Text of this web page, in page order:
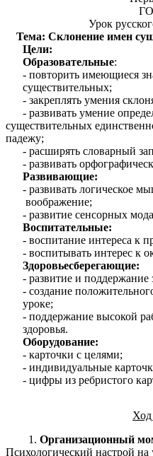
Урок
Тема: Склонение имен
Цели:
Образовательные:
- повторить имеющиеся
существительных;
- закреплять умения
- развивать умение
существительных
падежу;
- расширять словарный
- развивать
Развивающие:
- развивать логическое
воображение;
- развитие сенсорных
Воспитательные:
- воспитание интереса к
- воспитывать интерес к
Здоровьесберегающие:
- развитие и поддержание
- создание
уроке;
- поддержание высокой
здоровья.
Оборудование:
- карточки с целями;
- индивидуальные
- цифры из ребристого
Ход
Организационный
Психологический настрой